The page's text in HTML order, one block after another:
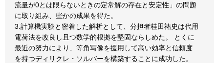
流量が0とは限らないときの定常解の存在と安定性」の問題
に取り組み、些かの成果を得た。
3.計算機実験と密着した解析として、分担者桂田祐史は代用
電荷法を改良し且つ数学的根拠を堅固ならしめた。 とくに
最近の努力により、等角写像を援用して高い効率と信頼度
を持つディリクレ・ソルバーを構築することに成功した。